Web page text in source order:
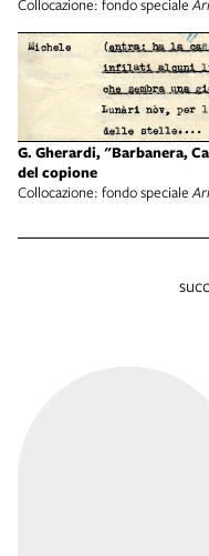
Collocazione: fondo speciale
G. Gherardi, "Barbanera,
del copione
Collocazione: fondo speciale